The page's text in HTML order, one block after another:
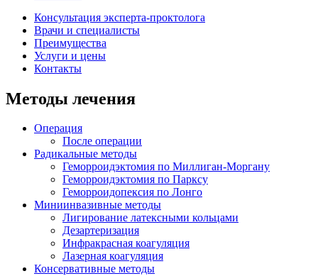
Консультация эксперта-проктолога
Врачи и специалисты
Преимущества
Услуги и цены
Контакты
Методы лечения
Операция
После операции
Радикальные методы
Геморроидэктомия по Миллиган-Моргану
Геморроидэктомия по Парксу
Геморроидопексия по Лонгo
Миниинвазивные методы
Лигирование латексными кольцами
Дезартеризация
Инфракрасная коагуляция
Лазерная коагуляция
Консервативные методы